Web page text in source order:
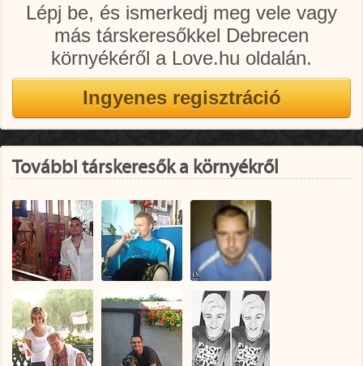
Lépj be, és ismerkedj meg vele vagy
más társkeresőkkel Debrecen
környékéről a Love.hu oldalán.
További társkeresők a környékről